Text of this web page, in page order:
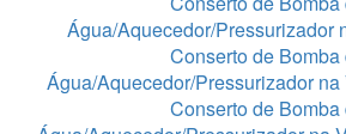
Água/Aquecedor/Pressurizador
Conserto de Bomba
Água/Aquecedor/Pressurizador
Conserto de Bomba